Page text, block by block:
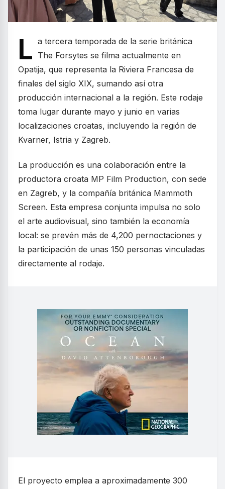
L a tercera temporada de la serie británica
The Forsytes se filma actualmente en
Opatija, que representa la Riviera Francesa de
finales del siglo XIX, sumando así otra
producción internacional a la región. Este rodaje
toma lugar durante mayo y junio en varias
localizaciones croatas, incluyendo la región de
Kvarner, Istria y Zagreb.
La producción es una colaboración entre la
productora croata MP Film Production, con sede
en Zagreb, y la compañía británica Mammoth
Screen. Esta empresa conjunta impulsa no solo
el arte audiovisual, sino también la economía
local: se prevén más de 4,200 pernoctaciones y
la participación de unas 150 personas vinculadas
directamente al rodaje.
El proyecto emplea a aproximadamente 300